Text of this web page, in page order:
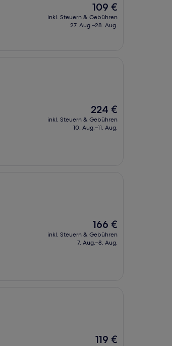
Der
Preis
beträgt
109 €
inkl. Steuern & Gebühren
27. Aug.–28. Aug.
Der
Preis
beträgt
224 €
inkl. Steuern & Gebühren
10. Aug.–11. Aug.
Der
Preis
beträgt
166 €
inkl. Steuern & Gebühren
7. Aug.–8. Aug.
Der
119 €